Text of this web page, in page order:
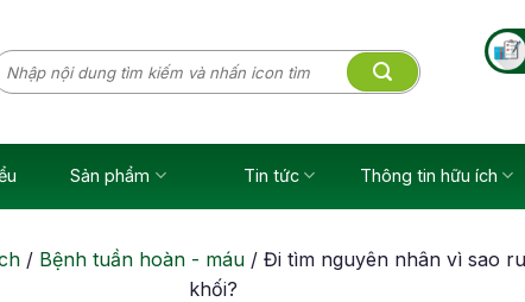
Sản phẩm Tin tức Thông tin hữu ích
/ Bệnh tuần hoàn - máu / Đi tìm nguyên nhân vì sao
khối?